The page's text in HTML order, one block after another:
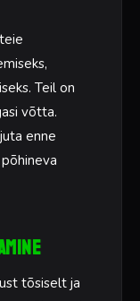
Teil on
võtta.
enne
tõsiselt ja